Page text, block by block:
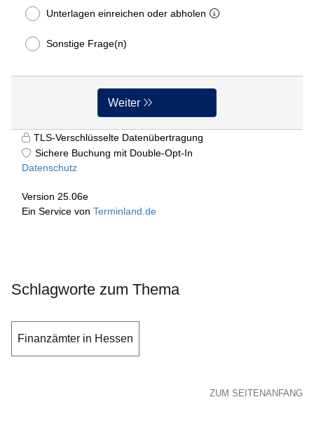
Schlagworte zum Thema
Finanzämter in Hessen
ZUM SEITENANFANG